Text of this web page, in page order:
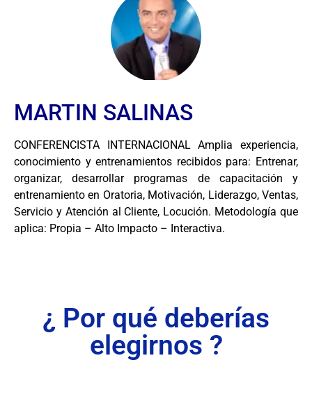
MARTIN SALINAS
CONFERENCISTA INTERNACIONAL Amplia experiencia,
conocimiento y entrenamientos recibidos para: Entrenar,
organizar, desarrollar programas de capacitación y
entrenamiento en Oratoria, Motivación, Liderazgo, Ventas,
Servicio y Atención al Cliente, Locución. Metodología que
aplica: Propia – Alto Impacto – Interactiva.
¿ Por qué deberías
elegirnos ?